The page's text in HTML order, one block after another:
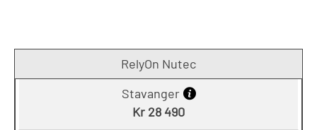
RelyOn Nutec
Stavanger
Kr 28 490